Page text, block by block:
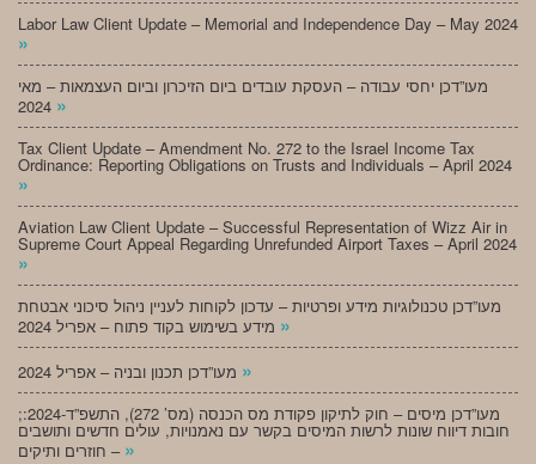
Labor Law Client Update – Memorial and Independence Day – May 2024
»
מעו”דכן יחסי עבודה – העסקת עובדים ביום הזיכרון וביום העצמאות – מאי
»
Tax Client Update – Amendment No. 272 to the Israel Income Tax
Ordinance: Reporting Obligations on Trusts and Individuals – April 2024
»
Aviation Law Client Update – Successful Representation of Wizz Air in
Supreme Court Appeal Regarding Unrefunded Airport Taxes – April 2024
»
מעו”דכן טכנולוגיות מידע ופרטיות – עדכון לקוחות לעניין ניהול סיכוני אבטחת
»
»
;מעו”דכן מיסים – חוק לתיקון פקודת מס הכנסה (מס’ 272), התשפ”ד-2024:
חובות דיווח שונות לרשות המיסים בקשר עם נאמנויות, עולים חדשים ותושבים
חוזרים ותיקים – »